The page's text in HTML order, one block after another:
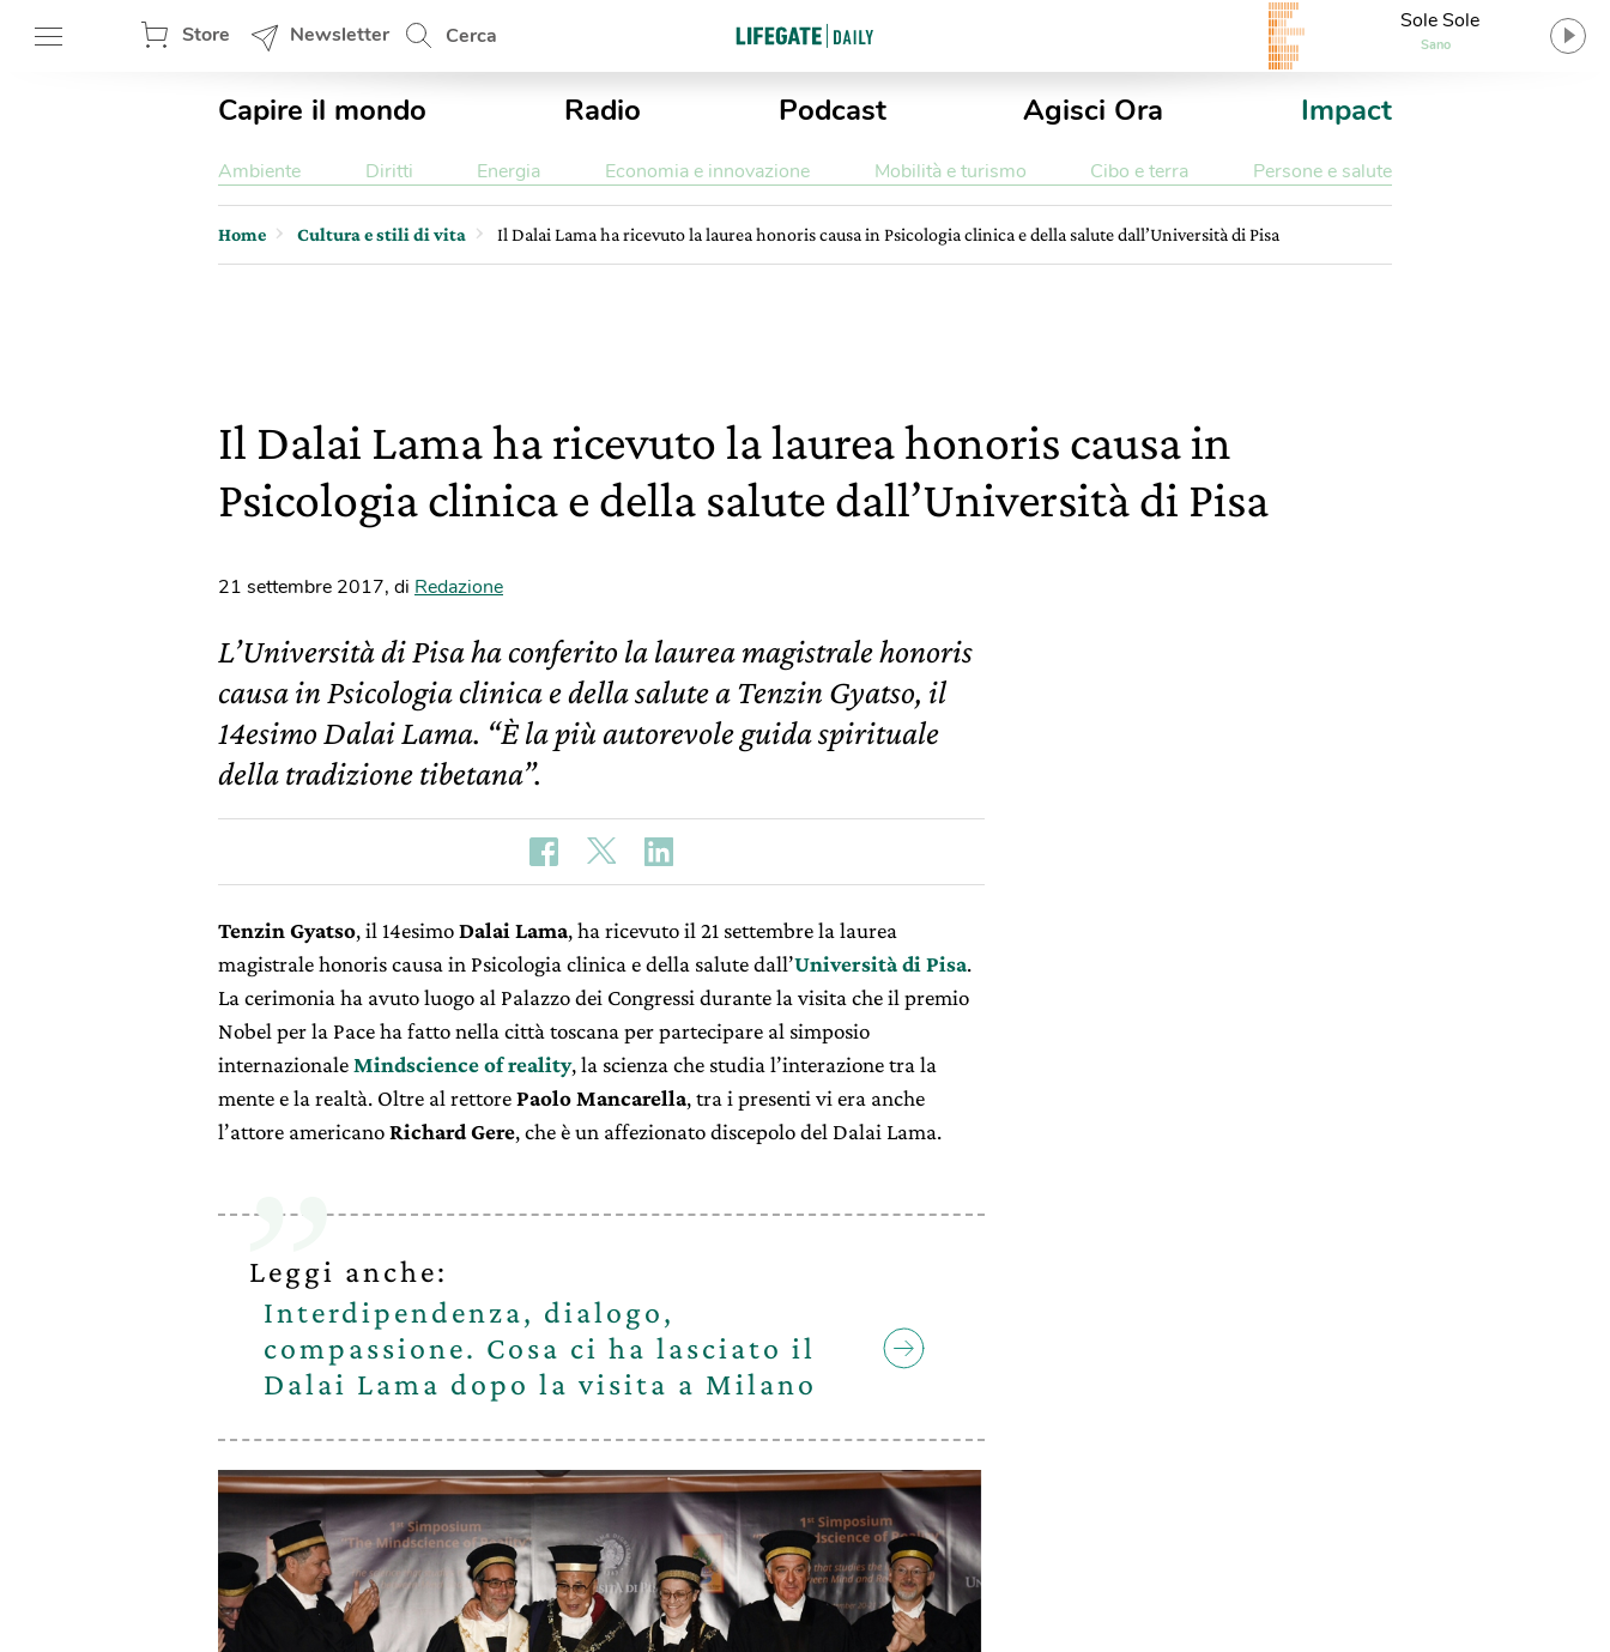
Store Newsletter Cerca
Sole Sole
Sano
Capire il mondo Radio Podcast Agisci Ora Impact
Ambiente Diritti Energia Economia e innovazione Mobilità e turismo Cibo e terra Persone e salute
Home Cultura e stili di vita Il Dalai Lama ha ricevuto la laurea honoris causa in Psicologia clinica e della salute dall’Università di Pisa
Il Dalai Lama ha ricevuto la laurea honoris causa in
Psicologia clinica e della salute dall’Università di Pisa
21 settembre 2017, di Redazione
L’Università di Pisa ha conferito la laurea magistrale honoris
causa in Psicologia clinica e della salute a Tenzin Gyatso, il
14esimo Dalai Lama. “È la più autorevole guida spirituale
della tradizione tibetana”.
Tenzin Gyatso, il 14esimoDalai Lama, ha ricevuto il 21 settembre la laurea
magistrale honoris causa in Psicologia clinica e della salute dall’Università di Pisa.
La cerimonia ha avuto luogo al Palazzo dei Congressi durante la visita che il premio
Nobel per la Pace ha fatto nella città toscana per partecipare al simposio
internazionaleMindscience of reality, la scienza che studia l’interazione tra la
mente e la realtà. Oltre al rettorePaolo Mancarella, tra i presenti vi era anche
l’attore americanoRichard Gere, che è un affezionato discepolo del Dalai Lama.
Leggi anche:
Interdipendenza, dialogo,
compassione. Cosa ci ha lasciato il
Dalai Lama dopo la visita a Milano